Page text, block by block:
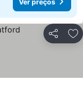
Partilhar